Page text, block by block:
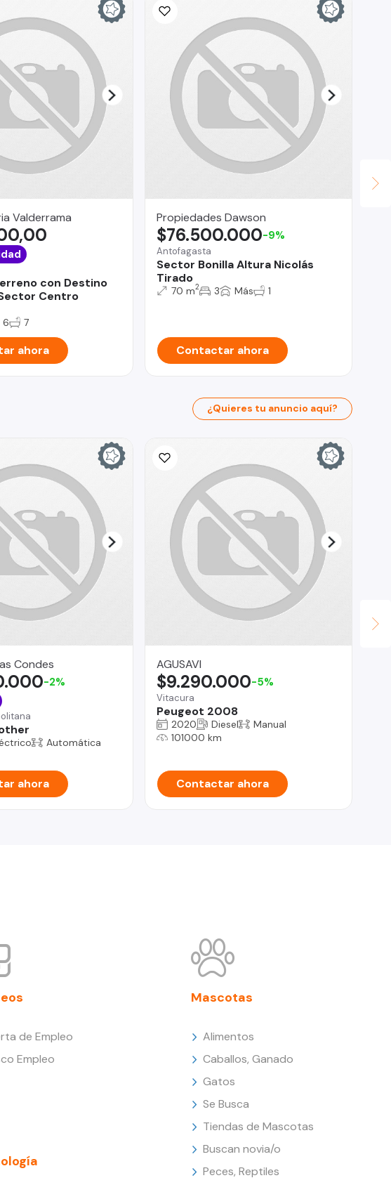
Valderrama
con Destino
Centro
6 7
ahora
Propiedades Dawson
Antofagasta
Sector Bonilla Altura Nicolás
Tirado
$76.500.000-9%
70 m2 3 Más 1
Contactar ahora
¿Quieres tu anuncio aquí?
Condes
-2%
Automática
ahora
AGUSAVI
Vitacura
Peugeot 2008
$9.290.000-5%
2020 Diesel
Manual
101000 km
Contactar ahora
de Empleo
Empleo
Mascotas
Alimentos
Caballos, Ganado
Gatos
Se Busca
Tiendas de Mascotas
Buscan novia/o
Peces, Reptiles